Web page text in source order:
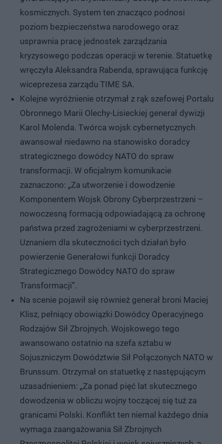
kosmicznych. System ten znacząco podnosi
poziom bezpieczeństwa narodowego oraz
usprawnia pracę jednostek zarządzania
kryzysowego podczas operacji w terenie. Statuetkę
wręczyła Aleksandra Rabenda, sprawująca funkcję
wiceprezesa zarządu TIME SA.
Kolejne wyróżnienie otrzymał z rąk szefowej Portalu
Obronnego Marii Olechy-Lisieckiej generał dywizji
Karol Molenda. Twórca wojsk cybernetycznych
awansował niedawno na stanowisko doradcy
strategicznego dowódcy NATO do spraw
transformacji. W oficjalnym komunikacie
zaznaczono: „Za utworzenie i dowodzenie
Komponentem Wojsk Obrony Cyberprzestrzeni –
nowoczesną formacją odpowiadającą za ochronę
państwa przed zagrożeniami w cyberprzestrzeni.
Uznaniem dla skuteczności tych działań było
powierzenie Generałowi funkcji Doradcy
Strategicznego Dowódcy NATO do spraw
Transformacji”.
Na scenie pojawił się również generał broni Maciej
Klisz, pełniący obowiązki Dowódcy Operacyjnego
Rodzajów Sił Zbrojnych. Wojskowego tego
awansowano ostatnio na szefa sztabu w
Sojuszniczym Dowództwie Sił Połączonych NATO w
Brunssum. Otrzymał on statuetkę z następującym
uzasadnieniem: „Za ponad pięć lat skutecznego
dowodzenia w obliczu wojny toczącej się tuż za
granicami Polski. Konflikt ten niemal każdego dnia
wymaga zaangażowania Sił Zbrojnych